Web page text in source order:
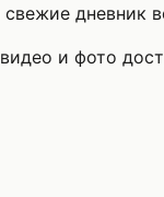
дневник
и фото